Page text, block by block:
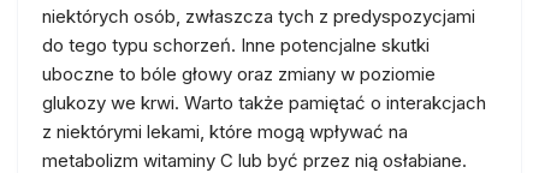
niektórych osób, zwłaszcza tych z predyspozycjami
do tego typu schorzeń. Inne potencjalne skutki
uboczne to bóle głowy oraz zmiany w poziomie
glukozy we krwi. Warto także pamiętać o interakcjach
z niektórymi lekami, które mogą wpływać na
metabolizm witaminy C lub być przez nią osłabiane.